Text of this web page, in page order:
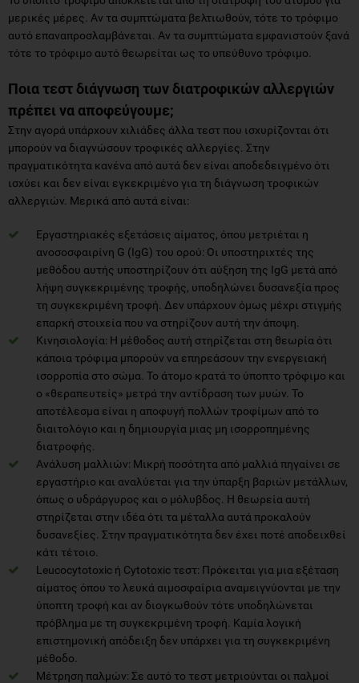
μερικές μέρες. Αν τα συμπτώματα βελτιωθούν, τότε το τρόφιμο
αυτό επαναπροσλαμβάνεται. Αν τα συμπτώματα εμφανιστούν ξανά
τότε το τρόφιμο αυτό θεωρείται ως το υπεύθυνο τρόφιμο.
Ποια τεστ διάγνωση των διατροφικών αλλεργιών
πρέπει να αποφεύγουμε;
Στην αγορά υπάρχουν χιλιάδες άλλα τεστ που ισχυρίζονται ότι
μπορούν να διαγνώσουν τροφικές αλλεργίες. Στην
πραγματικότητα κανένα από αυτά δεν είναι αποδεδειγμένο ότι
ισχύει και δεν είναι εγκεκριμένο για τη διάγνωση τροφικών
αλλεργιών. Μερικά από αυτά είναι:
Εργαστηριακές εξετάσεις αίματος, όπου μετριέται η
ανοσοσφαιρίνη G (IgG) του ορού: Οι υποστηριχτές της
μεθόδου αυτής υποστηρίζουν ότι αύξηση της IgG μετά από
λήψη συγκεκριμένης τροφής, υποδηλώνει δυσανεξία προς
τη συγκεκριμένη τροφή. Δεν υπάρχουν όμως μέχρι στιγμής
επαρκή στοιχεία που να στηρίζουν αυτή την άποψη.
Κινησιολογία: Η μέθοδος αυτή στηρίζεται στη θεωρία ότι
κάποια τρόφιμα μπορούν να επηρεάσουν την ενεργειακή
ισορροπία στο σώμα. Το άτομο κρατά το ύποπτο τρόφιμο και
ο «θεραπευτείς» μετρά την αντίδραση των μυών. Το
αποτέλεσμα είναι η αποφυγή πολλών τροφίμων από το
διαιτολόγιο και η δημιουργία μιας μη ισορροπημένης
διατροφής.
Ανάλυση μαλλιών: Μικρή ποσότητα από μαλλιά πηγαίνει σε
εργαστήριο και αναλύεται για την ύπαρξη βαριών μετάλλων,
όπως ο υδράργυρος και ο μόλυβδος. Η θεωρεία αυτή
στηρίζεται στην ιδέα ότι τα μέταλλα αυτά προκαλούν
δυσανεξίες. Στην πραγματικότητα δεν έχει ποτέ αποδειχθεί
κάτι τέτοιο.
Leucocytotoxic ή Cytotoxic τεστ: Πρόκειται για μια εξέταση
αίματος όπου το λευκά αιμοσφαίρια αναμειγνύονται με την
ύποπτη τροφή και αν διογκωθούν τότε υποδηλώνεται
πρόβλημα με τη συγκεκριμένη τροφή. Καμία λογική
επιστημονική απόδειξη δεν υπάρχει για τη συγκεκριμένη
μέθοδο.
Μέτρηση παλμών: Σε αυτό το τεστ μετριούνται οι παλμοί